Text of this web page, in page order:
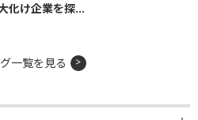
化け企業を探...
一覧を見る